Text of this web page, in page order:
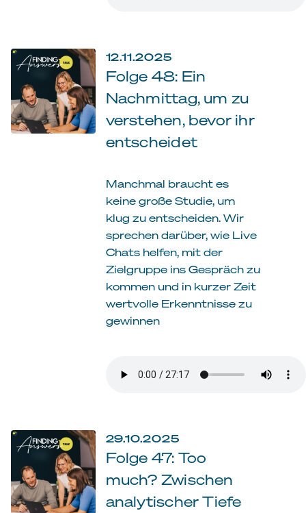
12.11.2025
Folge 48: Ein
Nachmittag, um zu
verstehen, bevor ihr
entscheidet
Manchmal braucht es
keine große Studie, um
klug zu entscheiden. Wir
sprechen darüber, wie Live
Chats helfen, mit der
Zielgruppe ins Gespräch zu
kommen und in kurzer Zeit
wertvolle Erkenntnisse zu
gewinnen
29.10.2025
Folge 47: Too
much? Zwischen
analytischer Tiefe